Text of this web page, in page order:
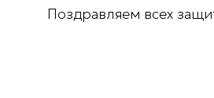
Поздравляем всех